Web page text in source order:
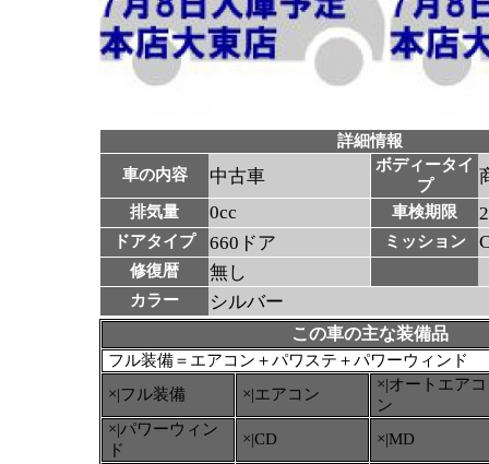
詳細情報
車の内容
中古車
ボディータイ
プ
排気量 0cc 車検期限
ドアタイプ 660ドア ミッション
修復暦 無し
カラー シルバー
この車の主な装備品
フル装備＝エアコン＋パワステ＋パワーウィンド
×|フル装備
×|エアコン
×|オートエアコ
ン
×|パワーウィン
ド
×|CD ×|MD